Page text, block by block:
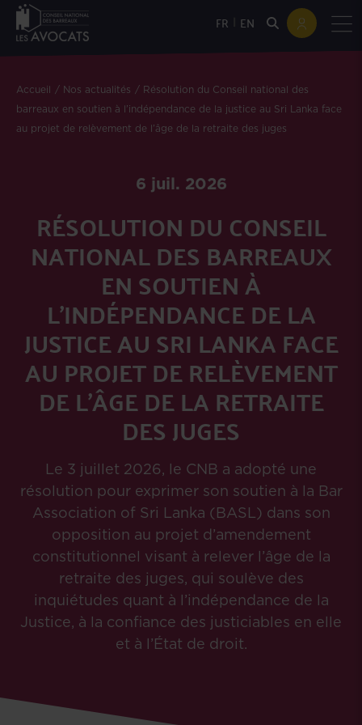
FR EN
Accueil Nos actualités
Résolution du Conseil national des
barreaux en soutien à l’indépendance de la justice au Sri Lanka face
au projet de relèvement de l’âge de la retraite des juges
6 juil. 2026
RÉSOLUTION DU CONSEIL
NATIONAL DES BARREAUX
EN SOUTIEN À
L’INDÉPENDANCE DE LA
JUSTICE AU SRI LANKA FACE
AU PROJET DE RELÈVEMENT
DE L’ÂGE DE LA RETRAITE
DES JUGES
Le 3 juillet 2026, le CNB a adopté une
résolution pour exprimer son soutien à la Bar
Association of Sri Lanka (BASL) dans son
opposition au projet d’amendement
constitutionnel visant à relever l’âge de la
retraite des juges, qui soulève des
inquiétudes quant à l’indépendance de la
Justice, à la confiance des justiciables en elle
et à l’État de droit.